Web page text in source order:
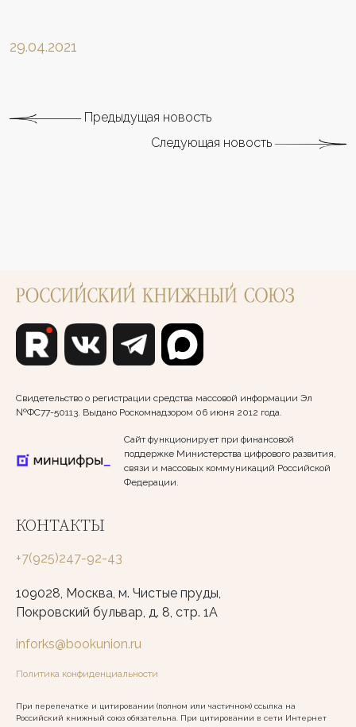
29.04.2021
Предыдущая новость
Следующая новость
Свидетельство о регистрации средства массовой информации Эл
№ФС77-50113. Выдано Роскомнадзором 06 июня 2012 года.
Сайт функционирует при финансовой
поддержке Министерства цифрового развития,
связи и массовых коммуникаций Российской
Федерации.
КОНТАКТЫ
+7(925)247-92-43
109028, Москва, м. Чистые пруды,
Покровский бульвар, д. 8, стр. 1А
inforks@bookunion.ru
Политика конфиденциальности
При перепечатке и цитировании (полном или частичном) ссылка на
Российский книжный союз обязательна. При цитировании в сети Интернет